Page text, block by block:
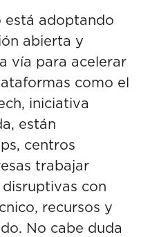
está adoptando
abierta y
vía para acelerar
como el
iniciativa
están
centros
trabajar
con
recursos y
No cabe duda